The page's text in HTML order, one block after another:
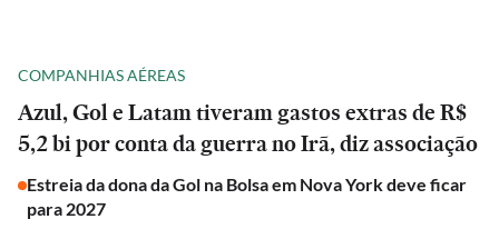
COMPANHIAS AÉREAS
Azul, Gol e Latam tiveram gastos extras de R$
5,2 bi por conta da guerra no Irã, diz associação
Estreia da dona da Gol na Bolsa em Nova York deve ficar
para 2027